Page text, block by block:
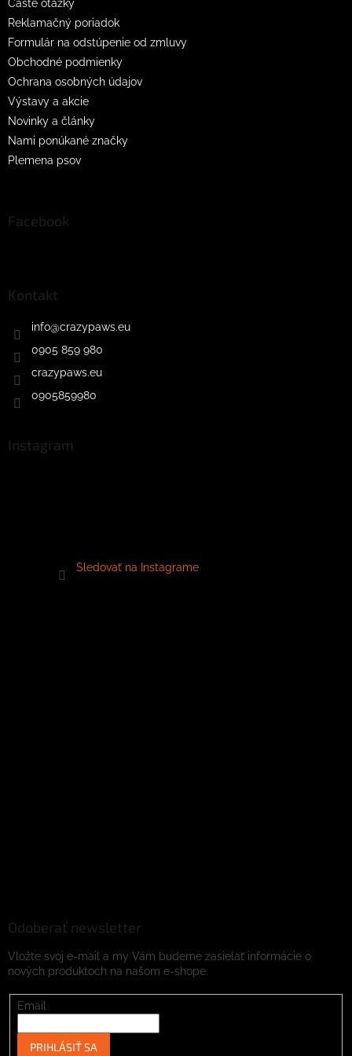
Časté otázky
Reklamačný poriadok
Formulár na odstúpenie od zmluvy
Obchodné podmienky
Ochrana osobných údajov
Výstavy a akcie
Novinky a články
Nami ponúkané značky
Plemena psov
Facebook
Kontakt
info@crazypaws.eu
0905 859 980
crazypaws.eu
0905859980
Instagram
Sledovať na Instagrame
Odoberať newsletter
Vložte svoj e-mail a my Vám budeme zasielať informácie o
nových produktoch na našom e-shope.
Email
PRIHLÁSIŤ SA